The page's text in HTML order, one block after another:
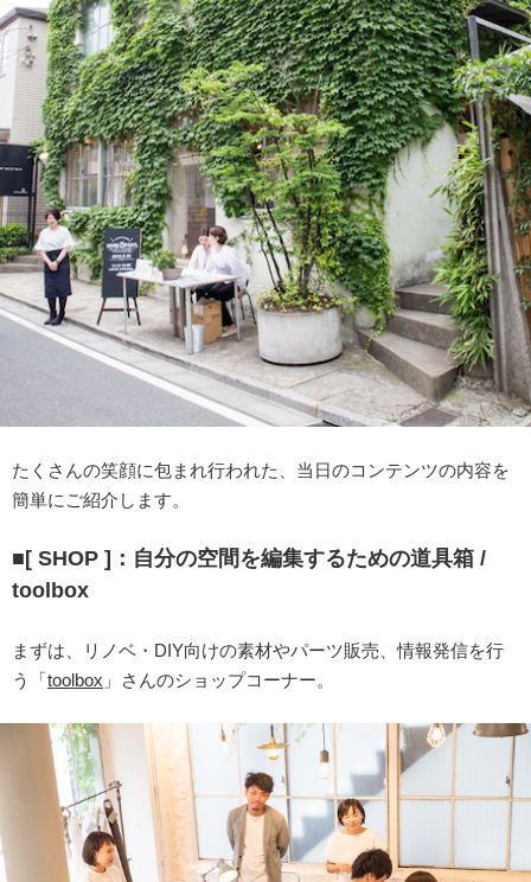
たくさんの笑顔に包まれ行われた、当日のコンテンツの内容を
簡単にご紹介します。
■[ SHOP ]：自分の空間を編集するための道具箱 /
toolbox
まずは、リノベ・DIY向けの素材やパーツ販売、情報発信を行
う「toolbox 」さんのショップコーナー。